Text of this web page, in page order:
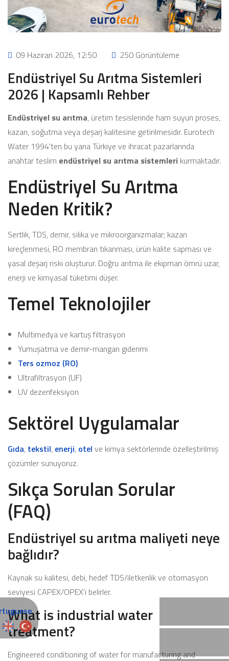
09 Haziran 2026, 12:50 250 Görüntüleme
Endüstriyel Su Arıtma Sistemleri
2026 | Kapsamlı Rehber
Endüstriyel su arıtma, üretim tesislerinde ham suyun proses,
kazan, soğutma veya deşarj kalitesine getirilmesidir. Eurotech
Water 1994'ten bu yana Türkiye ve ihracat pazarlarında
anahtar teslim endüstriyel su arıtma sistemleri kurmaktadır.
Endüstriyel Su Arıtma
Neden Kritik?
Sertlik, TDS, demir, silika ve mikroorganizmalar; kazan
kireçlenmesi, RO membran tıkanması, ürün kalite sapması ve
yasal deşarj riski oluşturur. Doğru arıtma ile ekipman ömrü uzar,
enerji ve kimyasal tüketimi düşer.
Temel Teknolojiler
Multimedya ve kartuş filtrasyon
Yumuşatma ve demir-mangan giderimi
Ters ozmoz (RO)
Ultrafiltrasyon (UF)
UV dezenfeksiyon
Sektörel Uygulamalar
Gıda, tekstil, enerji, otel ve kimya sektörlerinde özelleştirilmiş
çözümler sunuyoruz.
Sıkça Sorulan Sorular
(FAQ)
Endüstriyel su arıtma maliyeti neye
bağlıdır?
Kaynak su kalitesi, debi, hedef TDS/iletkenlik ve otomasyon
seviyesi CAPEX/OPEX'i belirler.
What is industrial water
treatment?
Engineered conditioning of water for manufacturing and